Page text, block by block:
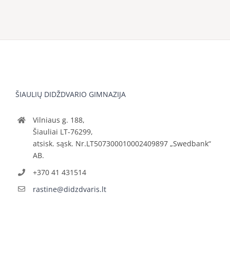
ŠIAULIŲ DIDŽDVARIO GIMNAZIJA
Vilniaus g. 188,
Šiauliai LT-76299,
atsisk. sąsk. Nr.LT507300010002409897 „Swedbank“
AB.
+370 41 431514
rastine@didzdvaris.lt